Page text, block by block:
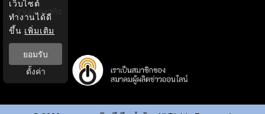
ฐานเศรษฐกิจ
เว็บไซต์
ทำงานได้ดี
ขึ้น เพิ่มเติม
ยอมรับ
ตั้งค่า